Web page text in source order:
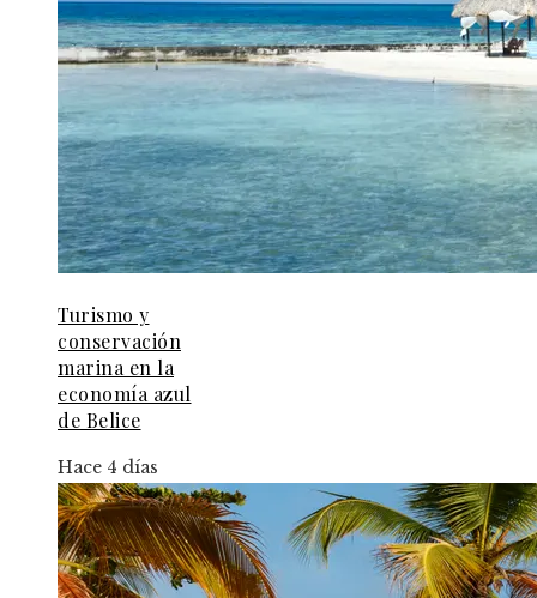
Turismo y
conservación
marina en la
economía azul
de Belice
Hace 4 días